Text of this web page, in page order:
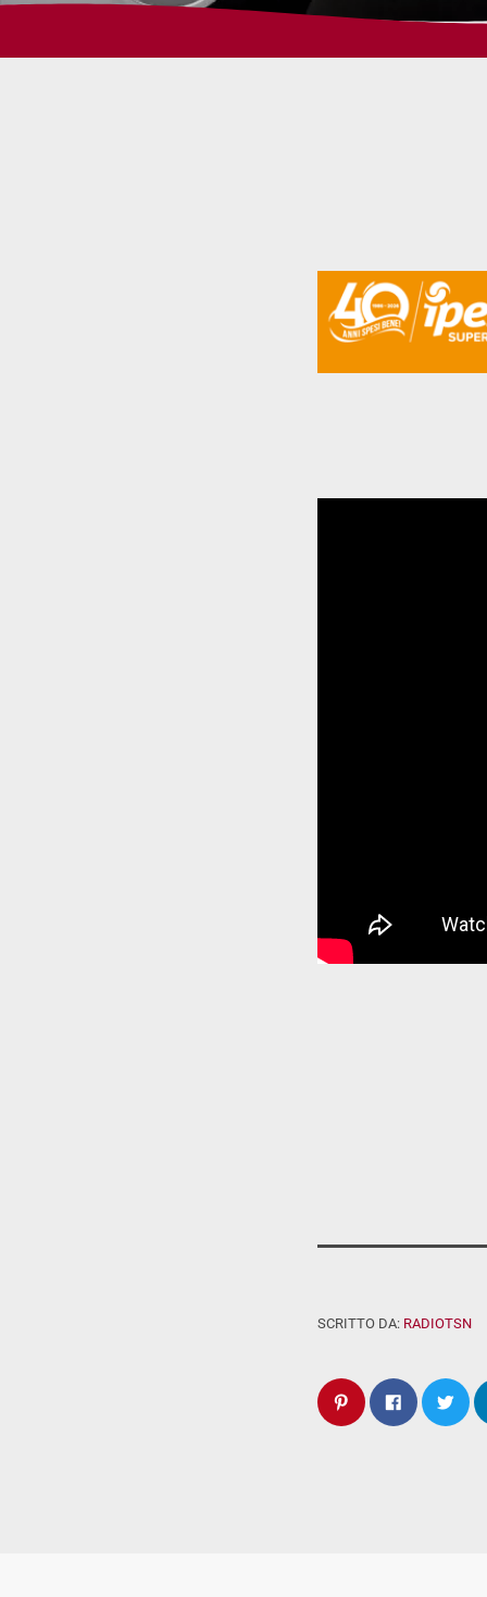
SCRITTO DA: RADIOTSN